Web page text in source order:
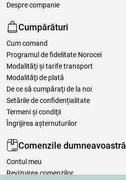
Despre companie
Cumpărături
Cum comand
Programul de fidelitate Norocei
Modalităţi şi tarife transport
Modalităţi de plată
De ce să cumpăraţi de la noi
Setările de confidențialitate
Termeni şi condiţii
Îngrijirea așternuturilor
Comenzile dumneavoastră
Contul meu
Revizuirea comenzilor